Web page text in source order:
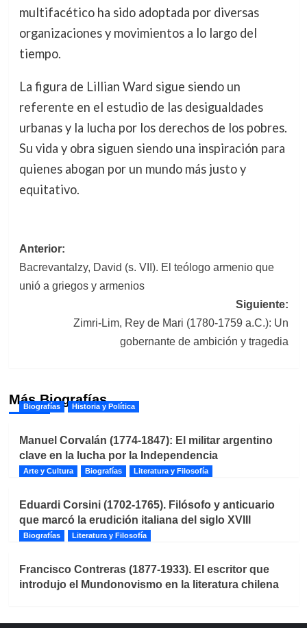
multifacético ha sido adoptada por diversas
organizaciones y movimientos a lo largo del
tiempo.
La figura de Lillian Ward sigue siendo un
referente en el estudio de las desigualdades
urbanas y la lucha por los derechos de los pobres.
Su vida y obra siguen siendo una inspiración para
quienes abogan por un mundo más justo y
equitativo.
Navegación
de
entradas
Anterior:
Bacrevantalzy, David (s. VII). El teólogo armenio que
unió a griegos y armenios
Siguiente:
Zimri-Lim, Rey de Mari (1780-1759 a.C.): Un
gobernante de ambición y tragedia
Más Biografías
Biografías Historia y Política
Manuel Corvalán (1774-1847): El militar argentino
clave en la lucha por la Independencia
Arte y Cultura Biografías Literatura y Filosofía
Eduardi Corsini (1702-1765). Filósofo y anticuario
que marcó la erudición italiana del siglo XVIII
Biografías Literatura y Filosofía
Francisco Contreras (1877-1933). El escritor que
introdujo el Mundonovismo en la literatura chilena